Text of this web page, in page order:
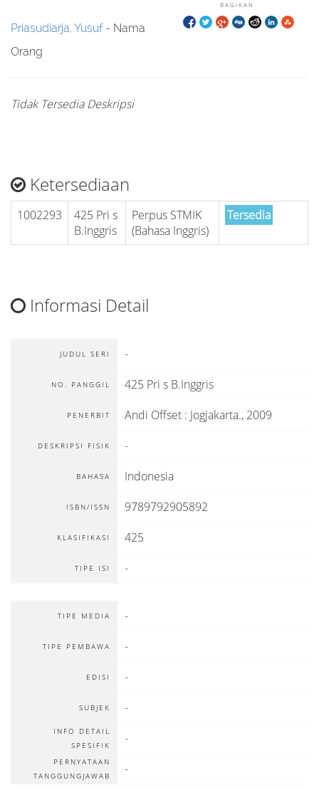
BAGIKAN:
Priasudiarja, Yusuf- Nama
Orang
Tidak Tersedia Deskripsi
Ketersediaan
1002293
425 Pri s
B.Inggris
Perpus STMIK
(Bahasa Inggris)
Tersedia
Informasi Detail
JUDUL SERI -
NO. PANGGIL 425 Pri s B.Inggris
PENERBIT Andi Offset : Jogjakarta., 2009
DESKRIPSI FISIK -
BAHASA Indonesia
ISBN/ISSN 9789792905892
KLASIFIKASI 425
TIPE ISI -
TIPE MEDIA -
TIPE PEMBAWA -
EDISI -
SUBJEK -
INFO DETAIL
SPESIFIK
-
PERNYATAAN
TANGGUNGJAWAB
-